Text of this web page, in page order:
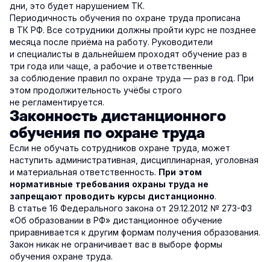
дни, это будет нарушением ТК.
Периодичность обучения по охране труда прописана
в ТК РФ. Все сотрудники должны пройти курс не позднее
месяца после приёма на работу. Руководители
и специалисты в дальнейшем проходят обучение раз в
три года или чаще, а рабочие и ответственные
за соблюдение правил по охране труда — раз в год. При
этом продолжительность учёбы строго
не регламентируется.
Законность дистанционного
обучения по охране труда
Если не обучать сотрудников охране труда, может
наступить административная, дисциплинарная, уголовная
и материальная ответственность. При этом
нормативные требования охраны труда не
запрещают проводить курсы дистанционно.
В статье 16 Федерального закона от 29.12.2012 № 273-ФЗ
«Об образовании в РФ» дистанционное обучение
приравнивается к другим формам получения образования.
Закон никак не ограничивает вас в выборе формы
обучения охране труда.